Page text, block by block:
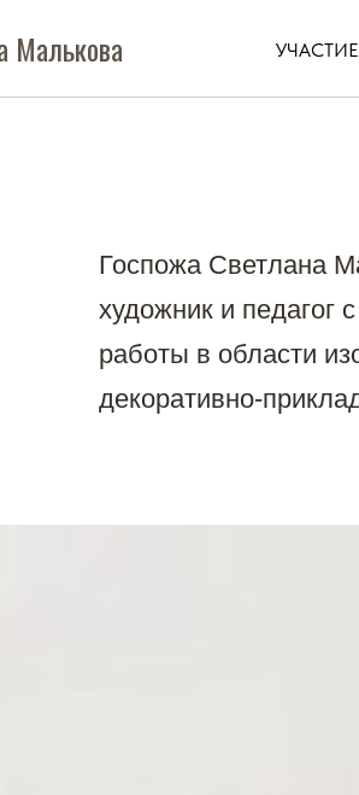
Малькова
Госпожа Светлана
художник и педагог
работы в области
декоративно-